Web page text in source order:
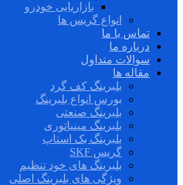
بازاریابی خودرو
انواع گریس ها
تماس با ما
درباره ما
سوالات متداول
مقاله ها
بلبرینگ کف گرد
بورس انواع بلبرینگ
بلبرینگ صنعتی
بلبرینگ مینیاتوری
بلبرینگ بک استاپ
گریس SKF
بلبرینگ های خود تنظیم
ویژگی های بلبرینگ اصلی